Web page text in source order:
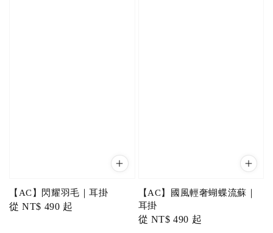
【AC】閃耀羽毛｜耳掛
Regular
從NT$ 490 起
【AC】國風輕奢蝴蝶流蘇｜
耳掛
Regular
從 NT$ 490 起